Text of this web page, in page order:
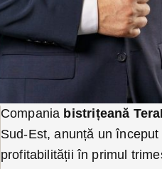
Compania bistrițeană
Sud-Est, anunță un
profitabilității în primul